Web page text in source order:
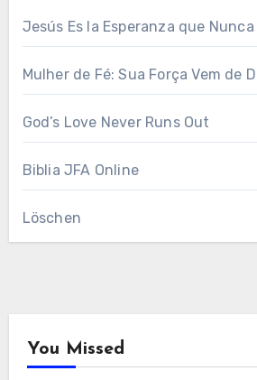
Jesús Es la Esperanza que Nunca
Mulher de Fé: Sua Força Vem de
God’s Love Never Runs Out
Biblia JFA Online
Löschen
You Missed